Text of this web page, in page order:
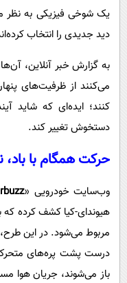
یک شوخی فیزیکی به نظر
دید جدیدی را انتخاب
به گزارش خبر آنلاین،
می‌کنند از ظرفیت‌های
کنند؛ ایده‌ای که شاید
دستخوش تغییر کند.
حرکت همگام با
وب‌سایت خودرویی «
هیوندای-کیا کشف کرده که
مربوط می‌شود. در این طرح،
درست پشت پره‌های متحرک
باز می‌شوند، جریان هوا